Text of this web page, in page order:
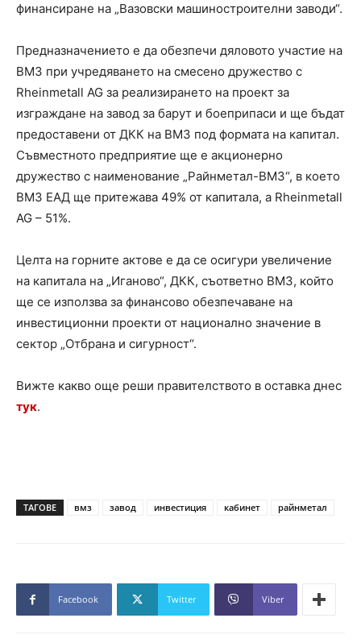
финансиране на „Вазовски машиностроителни заводи“.
Предназначението е да обезпечи дяловото участие на
ВМЗ при учредяването на смесено дружество с
Rheinmetall AG за реализирането на проект за
изграждане на завод за барут и боеприпаси и ще бъдат
предоставени от ДКК на ВМЗ под формата на капитал.
Съвместното предприятие ще е акционерно
дружество с наименование „Райнметал-ВМЗ“, в което
ВМЗ ЕАД ще притежава 49% от капитала, а Rheinmetall
AG – 51%.
Целта на горните актове е да се осигури увеличение
на капитала на „Иганово“, ДКК, съответно ВМЗ, който
ще се използва за финансово обезпечаване на
инвестиционни проекти от национално значение в
сектор „Отбрана и сигурност“.
Вижте какво още реши правителството в оставка днес
тук.
ТАГОВЕ вмз завод инвестиция кабинет райнметал
Facebook Twitter Viber